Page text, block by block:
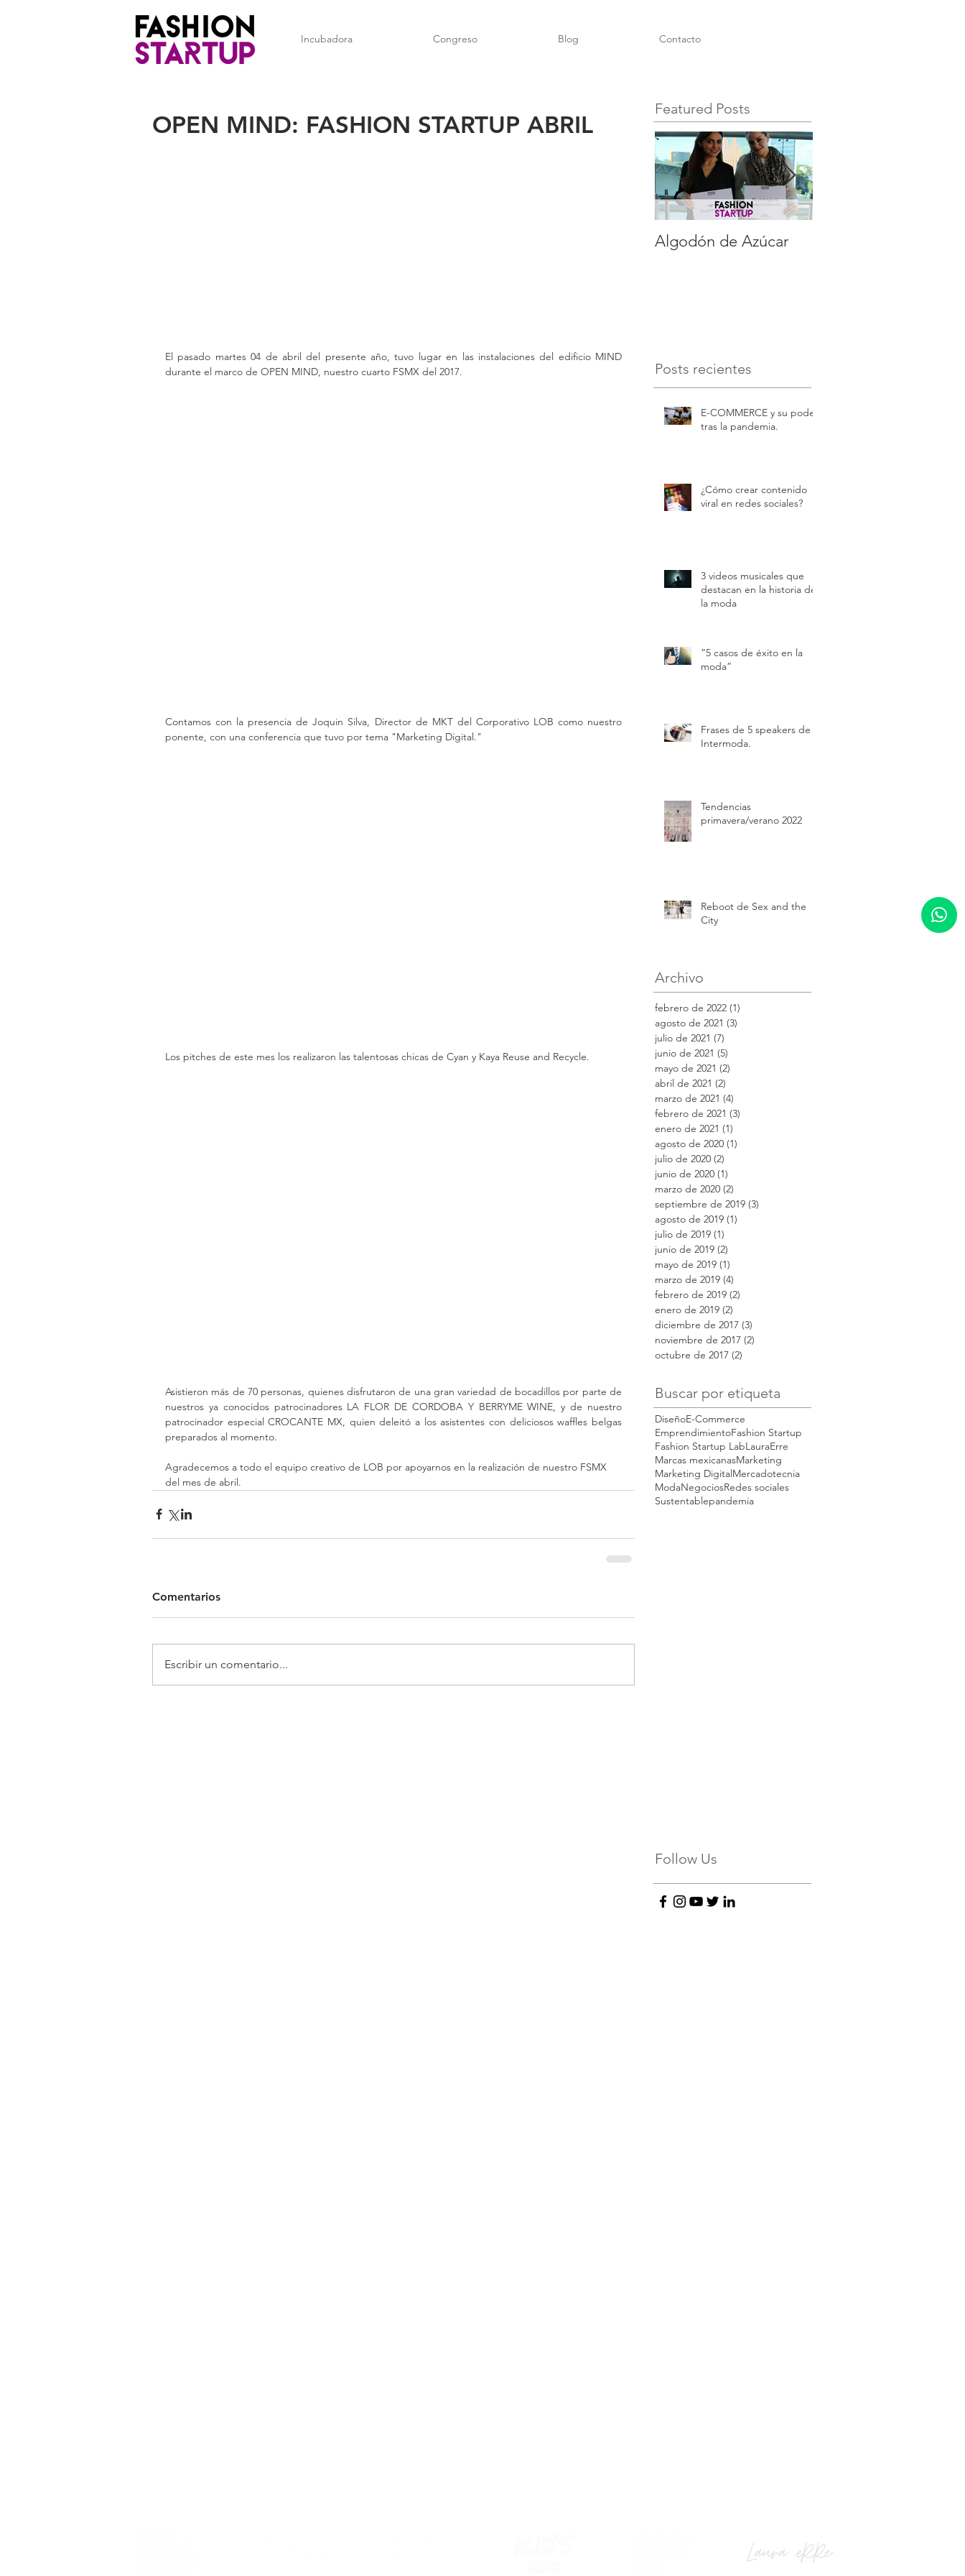
Incubadora Congreso Blog Contacto
OPEN MIND: FASHION STARTUP ABRIL
El pasado martes 04 de abril del presente año, tuvo lugar en las instalaciones del edificio MIND
durante el marco de OPEN MIND, nuestro cuarto FSMX del 2017.
Contamos con la presencia de Joquin Silva, Director de MKT del Corporativo LOB como nuestro
ponente, con una conferencia que tuvo por tema "Marketing Digital."
Los pitches de este mes los realizaron las talentosas chicas de Cyan y Kaya Reuse and Recycle.
Asistieron más de 70 personas, quienes disfrutaron de una gran variedad de bocadillos por parte de
nuestros ya conocidos patrocinadores LA FLOR DE CORDOBA Y BERRYME WINE, y de nuestro
patrocinador especial CROCANTE MX, quien deleitó a los asistentes con deliciosos waffles belgas
preparados al momento.
Agradecemos a todo el equipo creativo de LOB por apoyarnos en la realización de nuestro FSMX
del mes de abril.
Comentarios
Escribir un comentario...
Featured Posts
Algodón de Azúcar
Posts recientes
E-COMMERCE y su poder
tras la pandemia.
¿Cómo crear contenido
viral en redes sociales?
3 videos musicales que
destacan en la historia de
la moda
“5 casos de éxito en la
moda”
Frases de 5 speakers de
Intermoda.
Tendencias
primavera/verano 2022
Reboot de Sex and the
City
Archivo
febrero de 2022 (1)
agosto de 2021 (3)
julio de 2021 (7)
junio de 2021 (5)
mayo de 2021 (2)
abril de 2021 (2)
marzo de 2021 (4)
febrero de 2021 (3)
enero de 2021 (1)
agosto de 2020 (1)
julio de 2020 (2)
junio de 2020 (1)
marzo de 2020 (2)
septiembre de 2019 (3)
agosto de 2019 (1)
julio de 2019 (1)
junio de 2019 (2)
mayo de 2019 (1)
marzo de 2019 (4)
febrero de 2019 (2)
enero de 2019 (2)
diciembre de 2017 (3)
noviembre de 2017 (2)
octubre de 2017 (2)
Buscar por etiqueta
DiseñoE-Commerce
EmprendimientoFashion Startup
Fashion Startup LabLauraErre
Marcas mexicanasMarketing
Marketing DigitalMercadotecnia
ModaNegociosRedes sociales
Sustentablepandemia
Follow Us